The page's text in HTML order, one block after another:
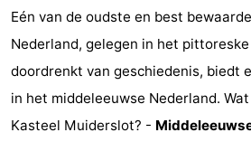
Eén van de oudste en best
Nederland, gelegen in het pittoreske
doordrenkt van geschiedenis, biedt
in het middeleeuwse Nederland.
Kasteel Muiderslot? -